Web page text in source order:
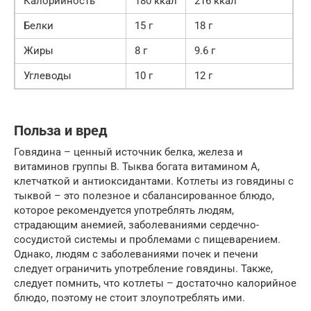
Белки
15 г
18 г
Жиры
8 г
9.6 г
Углеводы
10 г 12 г
Польза и вред
Говядина – ценный источник белка, железа и
витаминов группы B. Тыква богата витамином А,
клетчаткой и антиоксидантами. Котлеты из говядины с
тыквой – это полезное и сбалансированное блюдо,
которое рекомендуется употреблять людям,
страдающим анемией, заболеваниями сердечно-
сосудистой системы и проблемами с пищеварением.
Однако, людям с заболеваниями почек и печени
следует ограничить употребление говядины. Также,
следует помнить, что котлеты – достаточно калорийное
блюдо, поэтому не стоит злоупотреблять ими.